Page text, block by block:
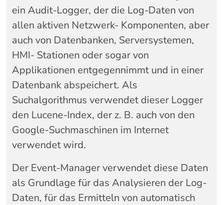
ein Audit-Logger, der die Log-Daten von
allen aktiven Netzwerk- Komponenten, aber
auch von Datenbanken, Serversystemen,
HMI- Stationen oder sogar von
Applikationen entgegennimmt und in einer
Datenbank abspeichert. Als
Suchalgorithmus verwendet dieser Logger
den Lucene-Index, der z. B. auch von den
Google-Suchmaschinen im Internet
verwendet wird.
Der Event-Manager verwendet diese Daten
als Grundlage für das Analysieren der Log-
Daten, für das Ermitteln von automatisch